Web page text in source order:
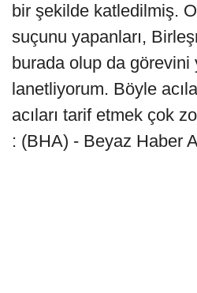
bir şekilde katledilmiş.
suçunu yapanları,
burada olup da görevini
lanetliyorum. Böyle
acıları tarif etmek çok
: (BHA) - Beyaz Haber